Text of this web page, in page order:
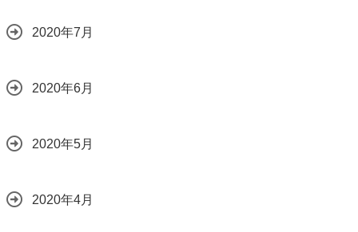
2020年7月
2020年6月
2020年5月
2020年4月